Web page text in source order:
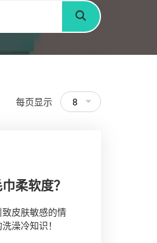
搜寻
每页显示 8
柔软度？
皮肤敏感的情
澡冷知识！